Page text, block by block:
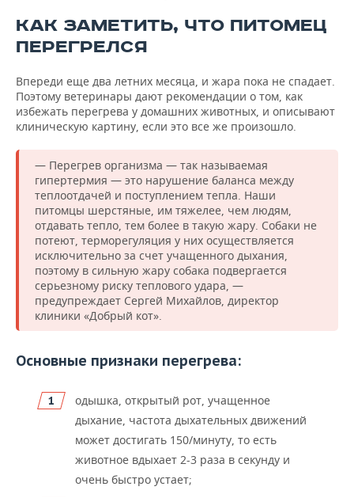
КАК ЗАМЕТИТЬ, ЧТО ПИТОМЕЦ
ПЕРЕГРЕЛСЯ
Впереди еще два летних месяца, и жара пока не спадает.
Поэтому ветеринары дают рекомендации о том, как
избежать перегрева у домашних животных, и описывают
клиническую картину, если это все же произошло.
— Перегрев организма — так называемая
гипертермия — это нарушение баланса между
теплоотдачей и поступлением тепла. Наши
питомцы шерстяные, им тяжелее, чем людям,
отдавать тепло, тем более в такую жару. Собаки не
потеют, терморегуляция у них осуществляется
исключительно за счет учащенного дыхания,
поэтому в сильную жару собака подвергается
серьезному риску теплового удара, —
предупреждает Сергей Михайлов, директор
клиники «Добрый кот».
Основные признаки перегрева:
одышка, открытый рот, учащенное
дыхание, частота дыхательных движений
может достигать 150/минуту, то есть
животное вдыхает 2-3 раза в секунду и
очень быстро устает;